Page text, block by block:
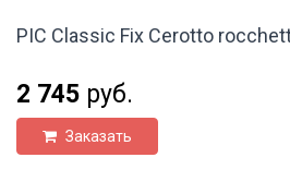
PIC Classic Fix Cerotto
2 745 руб.
Заказать